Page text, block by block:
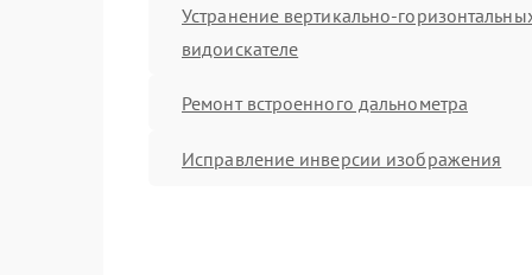
Устранение вертикально-
видоискателе
Ремонт встроенного дальнометра
Исправление инверсии изображения